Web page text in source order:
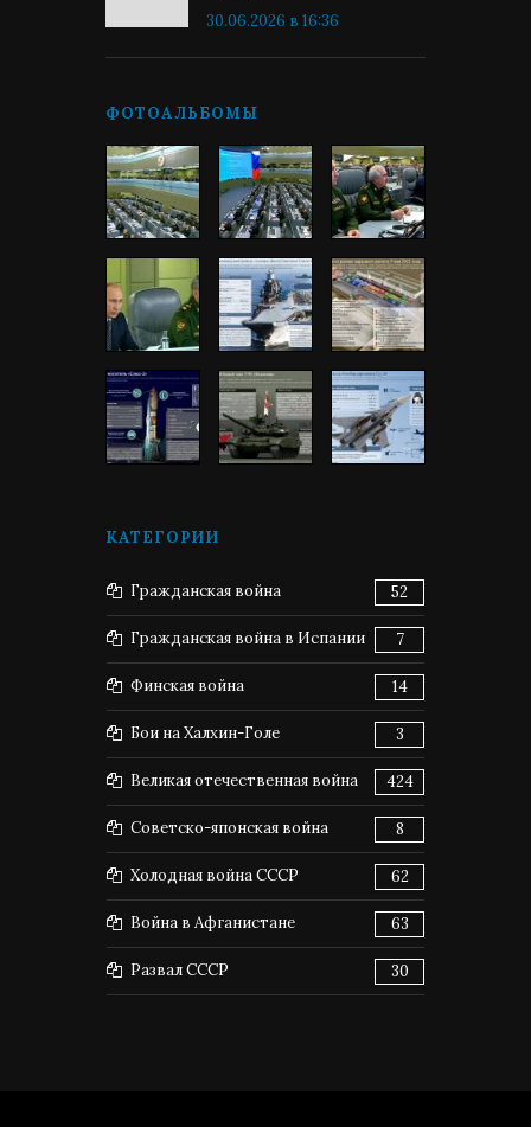
30.06.2026 в 16:36
ФОТОАЛЬБОМЫ
КАТЕГОРИИ
Гражданская война 52
Гражданская война в Испании 7
Финская война 14
Бои на Халхин-Голе 3
Великая отечественная война 424
Советско-японская война 8
Холодная война СССР 62
Война в Афганистане 63
Развал СССР 30